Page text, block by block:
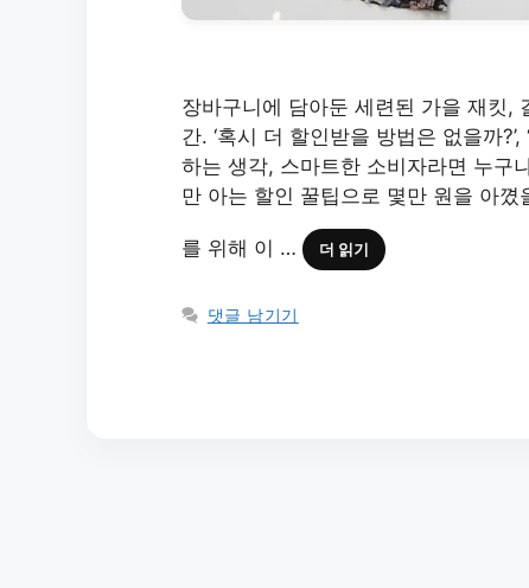
장바구니에 담아둔 세련된 가을 재킷,
간. ‘혹시 더 할인받을 방법은 없을까
하는 생각, 스마트한 소비자라면 누구
만 아는 할인 꿀팁으로 몇만 원을 아
를 위해 이 … 더 읽기
댓글 남기기